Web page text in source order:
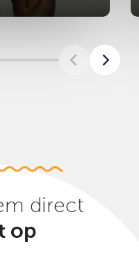
direct
op